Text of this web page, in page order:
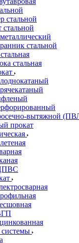
стальной
стальной
стальной
стальная
вытяжной
прокат